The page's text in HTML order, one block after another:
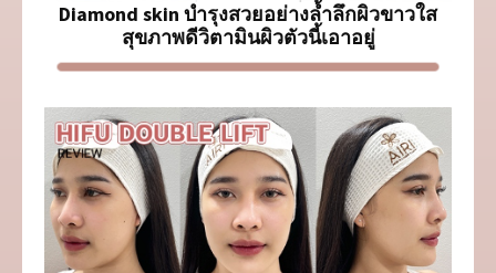
Diamond skin บำรุงสวยอย่างล้ำลึกผิวขาวใส
สุขภาพดีวิตามินผิวตัวนี้เอาอยู่